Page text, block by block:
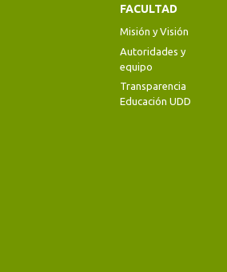
FACULTAD
Misión y Visión
Autoridades y
equipo
Transparencia
Educación UDD